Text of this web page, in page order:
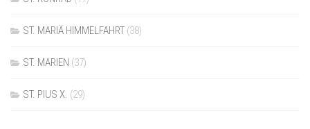
ST. MARIÄ HIMMELFAHRT (38)
ST. MARIEN (37)
ST. PIUS X. (29)